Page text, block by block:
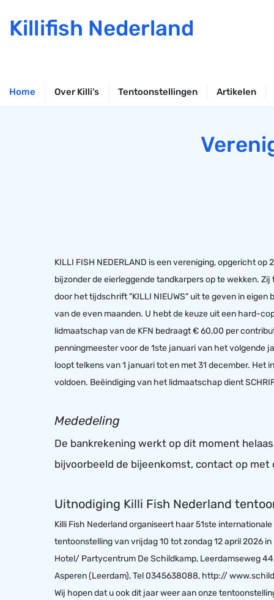
Killifish Nederland
Home Over Killi's Tentoonstellingen Artikelen
KILLI FISH NEDERLAND is een vereniging, opgericht
bijzonder de eierleggende tandkarpers op te wekken.
door het tijdschrift "KILLI NIEUWS" uit te geven in eigen
van de even maanden. U hebt de keuze uit een hard-
lidmaatschap van de KFN bedraagt € 60,00 per
penningmeester voor de 1ste januari van het volgende
loopt telkens van 1 januari tot en met 31 december.
voldoen. Beëindiging van het lidmaatschap dient
Mededeling
De bankrekening werkt op dit moment
bijvoorbeeld de bijeenkomst, contact op
Uitnodiging Killi Fish Nederland
Killi Fish Nederland organiseert haar 51ste internationale
tentoonstelling van vrijdag 10 tot zondag 12 april 2026 in
Hotel/ Partycentrum De Schildkamp, Leerdamseweg
Asperen (Leerdam), Tel 0345638088, http://
Wij hopen dat u ook dit jaar weer aan onze